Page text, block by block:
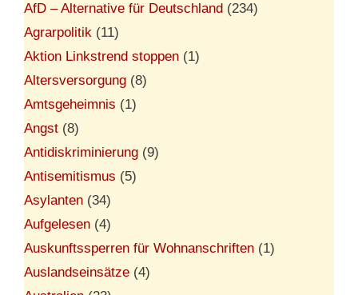
AfD – Alternative für Deutschland (234)
Agrarpolitik (11)
Aktion Linkstrend stoppen (1)
Altersversorgung (8)
Amtsgeheimnis (1)
Angst (8)
Antidiskriminierung (9)
Antisemitismus (5)
Asylanten (34)
Aufgelesen (4)
Auskunftssperren für Wohnanschriften (1)
Auslandseinsätze (4)